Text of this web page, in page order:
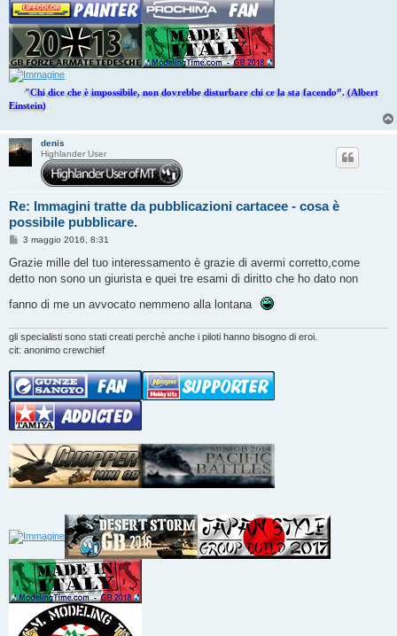
"Chi dice che è impossibile, non dovrebbe disturbare chi ce la sta facendo”. (Albert
Einstein)
denis
Highlander User
Re: Immagini tratte da pubblicazioni cartacee - cosa è
possibile pubblicare.
M
s
a
g
3 maggio 2016, 8:31
Grazie mille del tuo interessamento è grazie di avermi corretto,come
detto non sono un giurista e quei tre esami di diritto che ho dato non
fanno di me un avvocato nemmeno alla lontana
gli specialisti sono stati creati perchè anche i piloti hanno bisogno di eroi.
cit: anonimo crewchief